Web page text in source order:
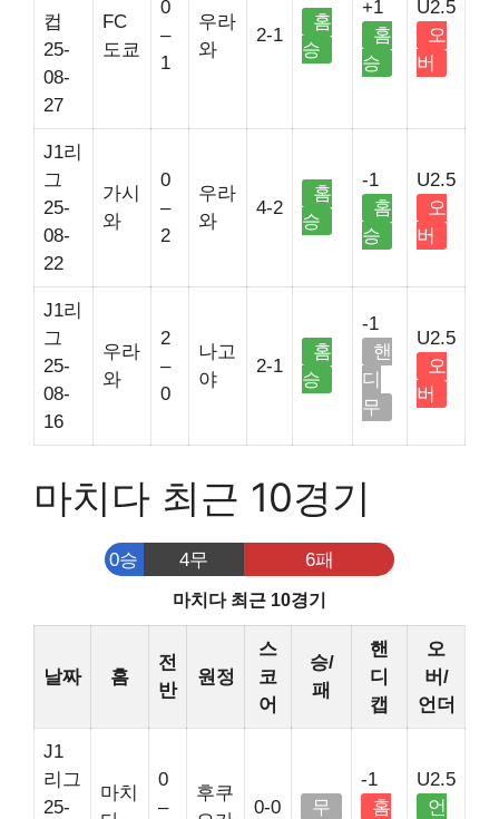
컵
25-
08-
27
FC
도쿄
0
–
1
우라
와
2-1
홈
승
+1
홈
승
U2.5
오
버
J1리
그
25-
08-
22
가시
와
0
–
2
우라
와
4-2
홈
승
-1
홈
승
U2.5
오
버
J1리
그
25-
08-
16
우라
와
2
–
0
나고
야
2-1
홈
승
-1
핸
디
무
U2.5
오
버
마치다 최근 10경기
0승 4무 6패
마치다 최근 10경기
날짜 홈
전
반
원정
스
코
어
승/
패
핸
디
캡
오
버/
언더
J1
리그
25-
마치
0
–
후쿠
0-0 무
-1
홈
U2.5
언